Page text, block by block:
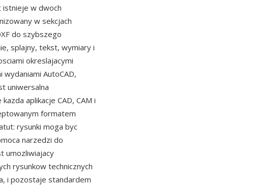
istnieje w dwoch
w sekcjach
do szybszego
splajny, tekst, wymiary i
okreslajacymi
AutoCAD,
uniwersalna
aplikacje CAD, CAM i
formatem
rysunki moga byc
narzedzi do
umozliwiajacy
rysunkow technicznych
i pozostaje standardem